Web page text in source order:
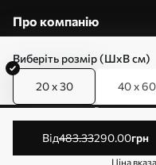
Виберіть розмір (ШхВ см)
20 x 30 40 x 60
від483.33290.00грн
Ціна
Про компанію
Редагування
© 2011-2026 Art-
ТОВ “КЛЄВЄР”.